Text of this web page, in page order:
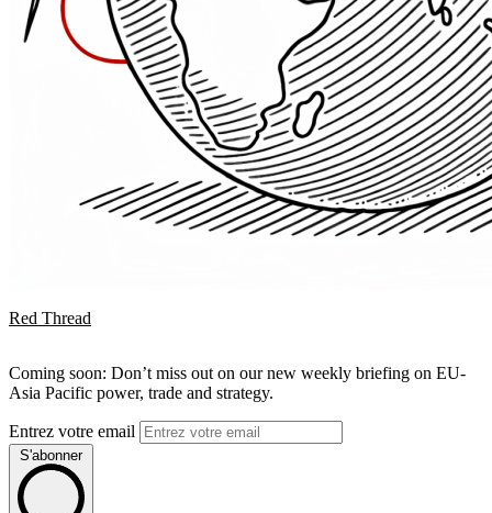
Red Thread
Coming soon: Don’t miss out on our new weekly briefing on EU-
Asia Pacific power, trade and strategy.
Entrez votre email
S'abonner